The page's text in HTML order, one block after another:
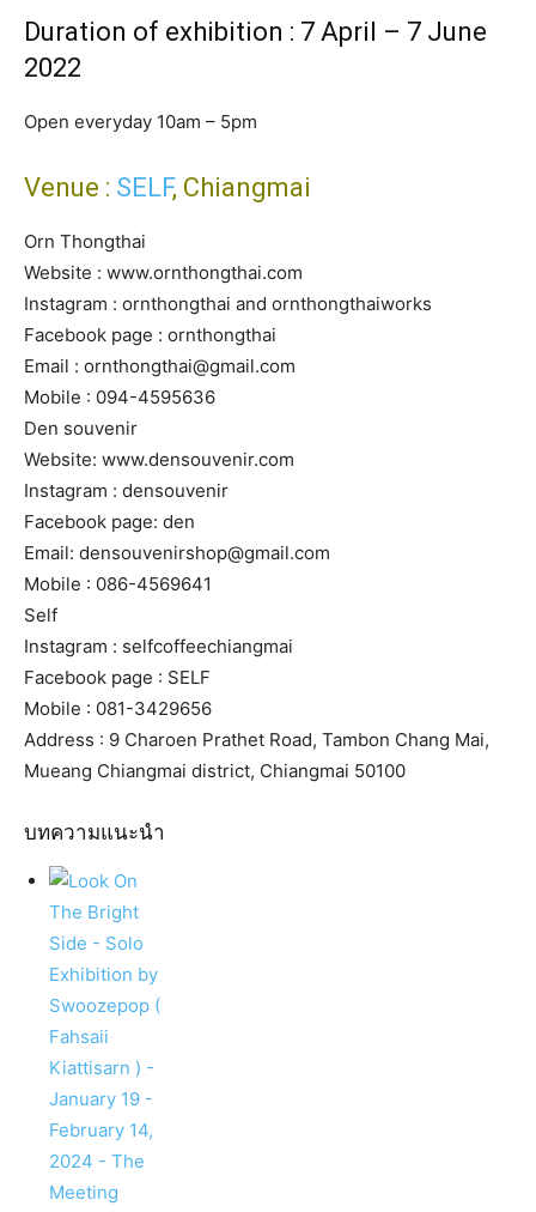
Duration of exhibition : 7 April – 7 June
2022
Open everyday 10am – 5pm
Venue : SELF, Chiangmai
Orn Thongthai
Website : www.ornthongthai.com
Instagram : ornthongthai and ornthongthaiworks
Facebook page : ornthongthai
Email : ornthongthai@gmail.com
Mobile : 094-4595636
Den souvenir
Website: www.densouvenir.com
Instagram : densouvenir
Facebook page: den
Email: densouvenirshop@gmail.com
Mobile : 086-4569641
Self
Instagram : selfcoffeechiangmai
Facebook page : SELF
Mobile : 081-3429656
Address : 9 Charoen Prathet Road, Tambon Chang Mai,
Mueang Chiangmai district, Chiangmai 50100
บทความแนะนำ